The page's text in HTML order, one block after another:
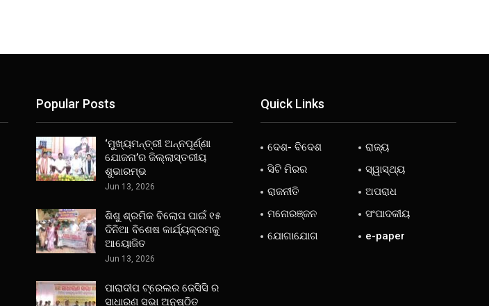
Popular Posts
‘ମୁଖ୍ୟମନ୍ତ୍ରୀ ଅନ୍ନପୂର୍ଣ୍ଣା
ଯୋଜନା’ର ଜିଲ୍ଲାସ୍ତରୀୟ
ଶୁଭାରମ୍ଭ
Jun 13, 2026
ଶିଶୁ ଶ୍ରମିକ ବିଲୋପ ପାଇଁ ୧୫
ଦିନିଆ ବିଶେଷ କାର୍ଯ୍ୟକ୍ରମକୁ
ଆୟୋଜିତ
Jun 13, 2026
ପାରାଦୀପ ଟ୍ରେଲର ଜେସିସି ର
ସାଧାରଣ ସଭା ଅନୁଷ୍ଠିତ
Quick Links
ଦେଶ- ବିଦେଶ
ରାଜ୍ୟ
ସିଟି ମିରର
ସ୍ୱାସ୍ଥ୍ୟ
ରାଜନୀତି
ଅପରାଧ
ମନୋରଞ୍ଜନ
ସଂପାଦକୀୟ
ଯୋଗାଯୋଗ
e-paper